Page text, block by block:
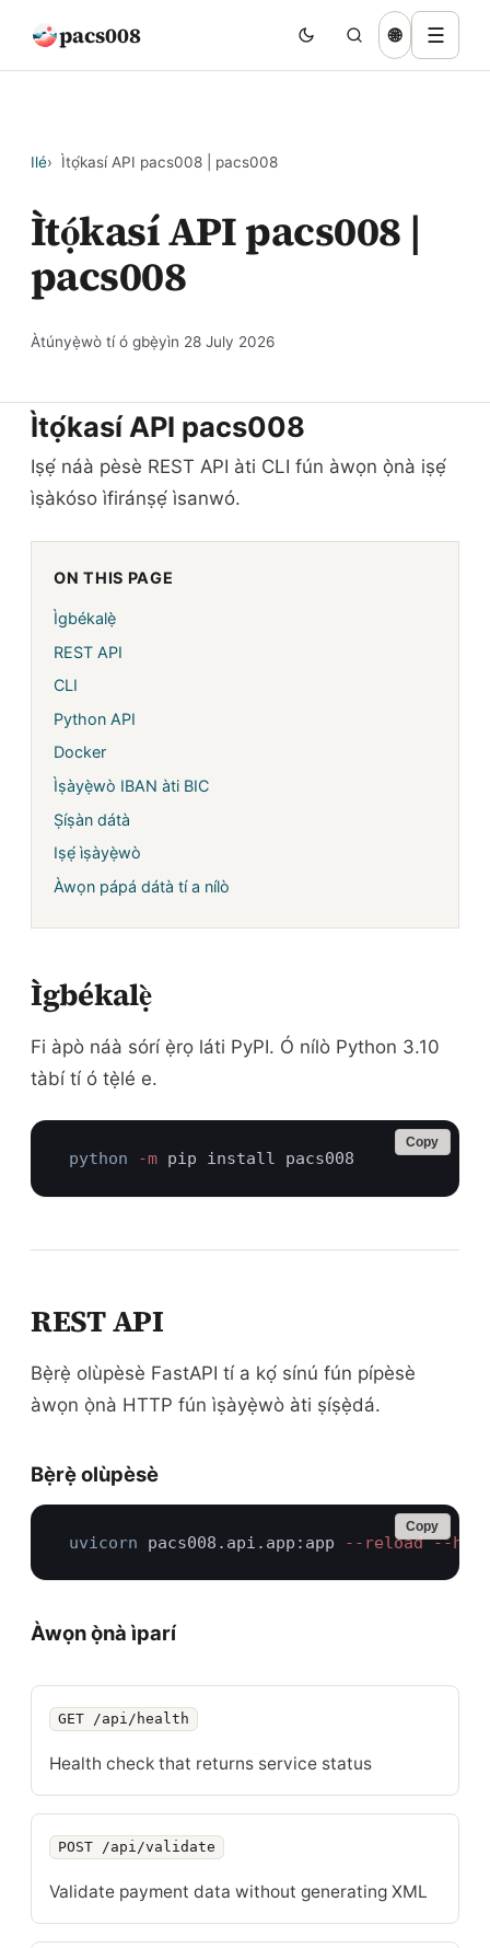
pacs008 🌐 ☰
Ilé Ìtọ́kasí API pacs008 | pacs008
Ìtọ́kasí API pacs008 |
pacs008
Àtúnyẹ̀wò tí ó gbẹ̀yìn 28 July 2026
Ìtọ́kasí API pacs008
Iṣẹ́ náà pèsè REST API àti CLI fún àwọn ọ̀nà iṣẹ́
ìṣàkóso ìfiránṣẹ́ ìsanwó.
ON THIS PAGE
Ìgbékalẹ̀
REST API
CLI
Python API
Docker
Ìṣàyẹ̀wò IBAN àti BIC
Ṣíṣàn dátà
Iṣẹ́ ìṣàyẹ̀wò
Àwọn pápá dátà tí a nílò
Ìgbékalẹ̀
Fi àpò náà sórí ẹ̀rọ láti PyPI. Ó nílò Python 3.10
tàbí tí ó tẹ̀lé e.
python -m
Copy
REST API
Bẹ̀rẹ̀ olùpèsè FastAPI tí a kọ́ sínú fún pípèsè
àwọn ọ̀nà HTTP fún ìṣàyẹ̀wò àti ṣíṣẹ̀dá.
Bẹ̀rẹ̀ olùpèsè
uvicorn pacs008.api.app:app --reload --
Copy
Àwọn ọ̀nà ìparí
ENDPOINT ÀLÀYÉ
GET /api/health
Health check that returns service status
POST /api/validate
Validate payment data without generating XML